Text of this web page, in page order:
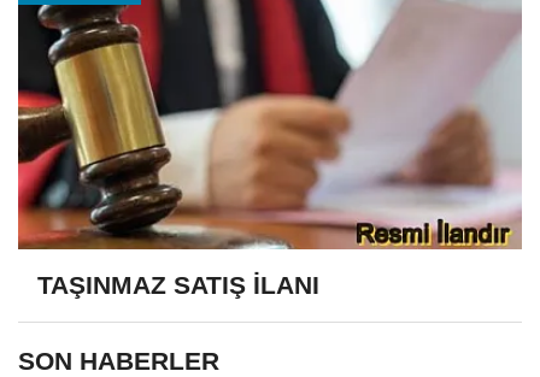
TAŞINMAZ SATIŞ İLANI
SON HABERLER